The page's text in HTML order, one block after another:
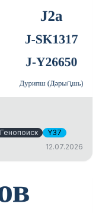
Генопоиск
Y37
12.07.2026